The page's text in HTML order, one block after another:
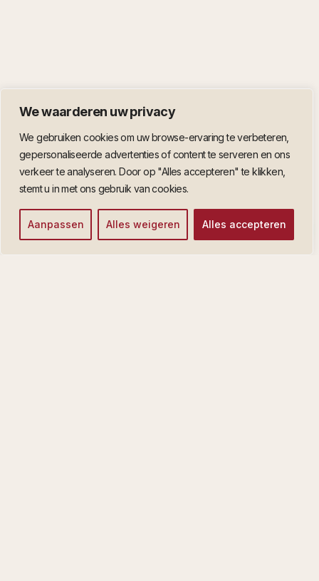
We waarderen uw privacy
We gebruiken cookies om uw browse-ervaring te verbeteren,
gepersonaliseerde advertenties of content te serveren en ons
verkeer te analyseren. Door op "Alles accepteren" te klikken,
stemt u in met ons gebruik van cookies.
Aanpassen Alles weigeren Alles accepteren